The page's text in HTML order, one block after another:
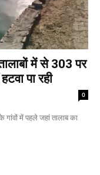
में से 303 पर
पा रही
0
में पहले जहां तालाब का